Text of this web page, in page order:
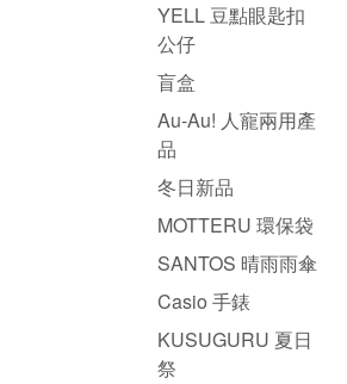
YELL 豆點眼匙扣
公仔
盲盒
Au-Au! 人寵兩用產
品
冬日新品
MOTTERU 環保袋
SANTOS 晴雨雨傘
Casio 手錶
KUSUGURU 夏日
祭